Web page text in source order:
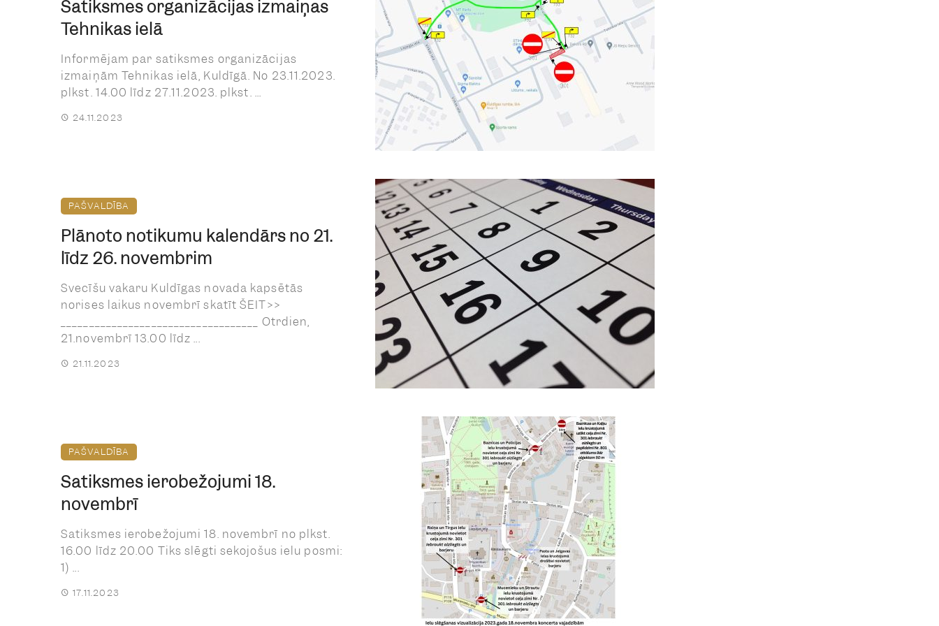
Satiksmes organizācijas izmaiņas
Tehnikas ielā
Informējam par satiksmes organizācijas
izmaiņām Tehnikas ielā, Kuldīgā. No 23.11.2023.
plkst. 14.00 līdz 27.11.2023. plkst. ...
24.11.2023
PAŠVALDĪBA
Plānoto notikumu kalendārs no 21.
līdz 26. novembrim
Svecīšu vakaru Kuldīgas novada kapsētās
norises laikus novembrī skatīt ŠEIT>>
___________________________________ Otrdien,
21.novembrī 13.00 līdz ...
21.11.2023
PAŠVALDĪBA
Satiksmes ierobežojumi 18.
novembrī
Satiksmes ierobežojumi 18. novembrī no plkst.
16.00 līdz 20.00 Tiks slēgti sekojošus ielu posmi:
1) ...
17.11.2023